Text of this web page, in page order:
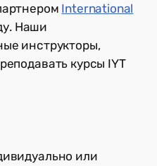
International
Наши
инструкторы,
курсы IYT
или